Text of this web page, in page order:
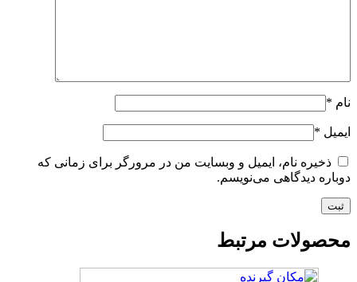
نام *
ایمیل *
ذخیره نام، ایمیل و وبسایت من در مرورگر برای زمانی که
دوباره دیدگاهی می‌نویسم.
محصولات مرتبط